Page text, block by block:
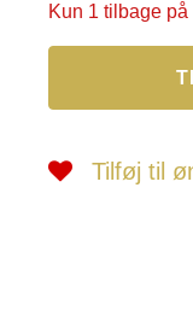
Kun 1 tilbage på
-
a
antal
Tilføj til